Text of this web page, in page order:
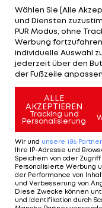
Zunächst war
Crash davon
lediglich
ausgehen
landen können.
Schutzengel", so
Mehr zum
Wählen Sie [Alle
und Diensten
PUR Modus, ohne
Werbung
individuelle Auswahl
jederzeit über den
der Fußzeile anpassen.
ALLE
AKZEPTIEREN
Tracking und
Personalisierung
Wir und unsere 186 Partner
Ihre IP-Adresse und
Speichern von oder
Personalisierte Werbung
der Performance von
und Verbesserung von
Diese Zwecke können
und Identifikation durch